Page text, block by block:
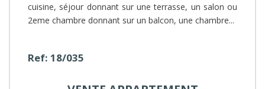
cuisine, séjour donnant sur une terrasse, un salon ou
2eme chambre donnant sur un balcon, une chambre...
Ref: 18/035